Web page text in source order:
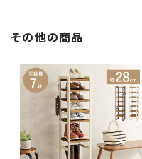
その他の商品